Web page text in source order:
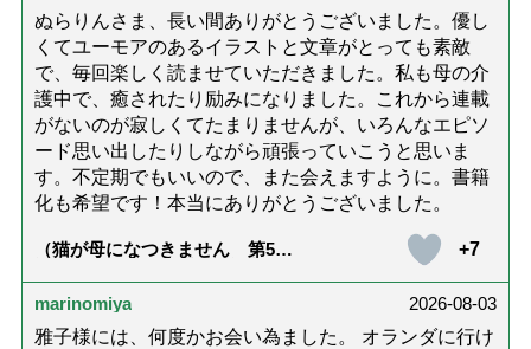
ぬらりんさま、長い間ありがとうございました。優し
くてユーモアのあるイラストと文章がとっても素敵
で、毎回楽しく読ませていただきました。私も母の介
護中で、癒されたり励みになりました。これから連載
がないのが寂しくてたまりませんが、いろんなエピソ
ード思い出したりしながら頑張っていこうと思いま
す。不定期でもいいので、また会えますように。書籍
化も希望です！本当にありがとうございました。
（猫が母になつきません 第500
+7
marinomiya
2026-08-03
雅子様には、何度かお会い為ました。 オランダに行け